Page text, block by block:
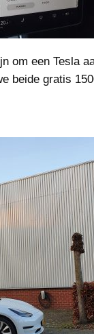
om een Tesla
beide gratis